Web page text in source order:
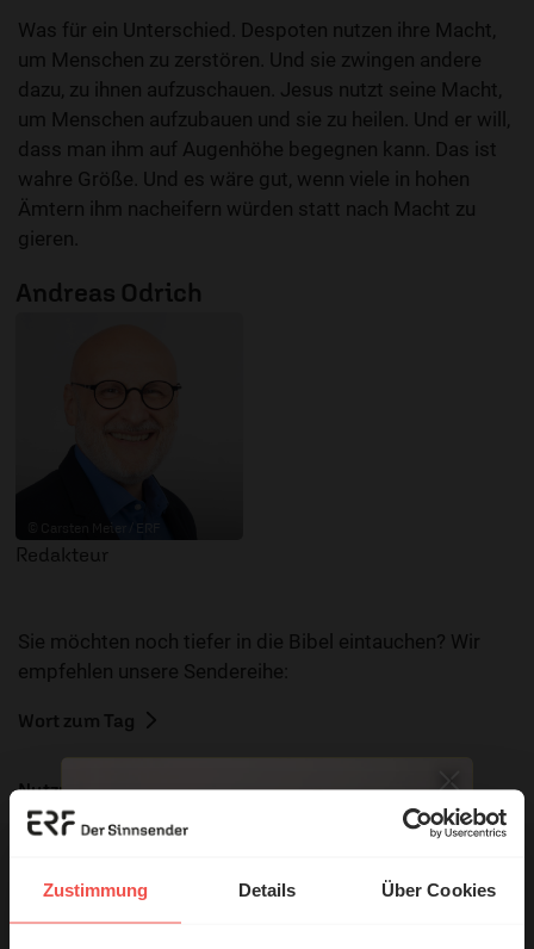
Zustimmung Details Über Cookies
Was für ein Unterschied. Despoten nutzen ihre Macht,
um Menschen zu zerstören. Und sie zwingen andere
dazu, zu ihnen aufzuschauen. Jesus nutzt seine Macht,
um Menschen aufzubauen und sie zu heilen. Und er will,
dass man ihm auf Augenhöhe begegnen kann. Das ist
wahre Größe. Und es wäre gut, wenn viele in hohen
Ämtern ihm nacheifern würden statt nach Macht zu
gieren.
Andreas Odrich
Redakteur
Sie möchten noch tiefer in die Bibel eintauchen? Wir
empfehlen unsere Sendereihe:
Wort zum Tag
Nutzungsrechte